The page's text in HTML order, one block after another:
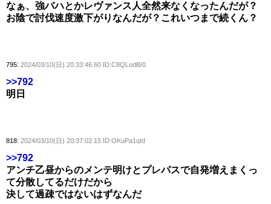
なぁ、強バハとかレヴァンス人全然来なくなったんだが？
お陰で討伐速度激下がりなんだが？これいつまで続くん？
795: 2024/03/10(日) 20:33:46.60 ID:C8QLodB/0
>>792
明日
818: 2024/03/10(日) 20:37:02.15 ID:OKuPa1qId
>>792
アンチ乙昼からのメンテ明けとプレパスで自発増えまくっ
て分散してるだけだから
決して過疎ではないはずなんだ